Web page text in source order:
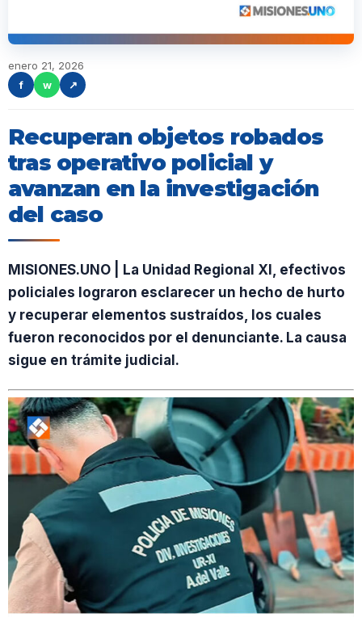
enero 21, 2026
f
w ↗
Recuperan objetos robados
tras operativo policial y
avanzan en la investigación
del caso
MISIONES.UNO | La Unidad Regional XI, efectivos
policiales lograron esclarecer un hecho de hurto
y recuperar elementos sustraídos, los cuales
fueron reconocidos por el denunciante. La causa
sigue en trámite judicial.